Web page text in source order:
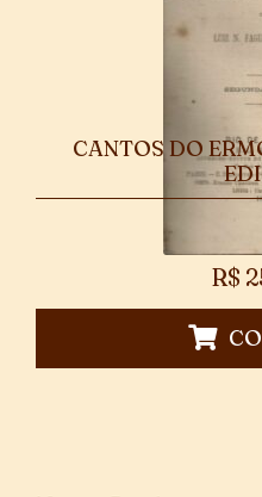
CANTOS DO
R$